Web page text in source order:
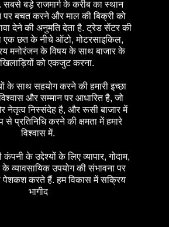
सबसे बड़े राजमार्ग के करीब का स्थान
पर बचत करने और माल की बिक्री को
देने की अनुमति देता है. ट्रेड सेंटर की
एक छत के नीचे ऑटो, मोटरसाइकिल,
मनोरंजन के विषय के साथ बाजार के
को एकजुट करना.
के साथ सहयोग करने की हमारी इच्छा
और सम्मान पर आधारित है, जो
नेतृत्व निस्संदेह है, और रूसी बाजार में
से प्रतिनिधि करने की क्षमता में हमारे
विश्वास में.
के उद्देश्यों के लिए व्यापार, गोदाम,
के व्यावसायिक उपयोग की संभावना पर
पेशकश करते हैं. हम विकास में सक्रिय
भागीद